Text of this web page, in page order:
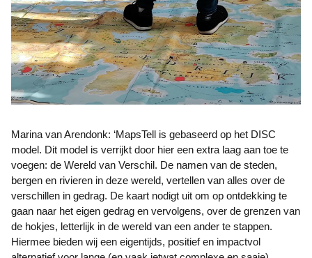
Marina van Arendonk: ‘MapsTell is gebaseerd op het DISC
model. Dit model is verrijkt door hier een extra laag aan toe te
voegen: de Wereld van Verschil. De namen van de steden,
bergen en rivieren in deze wereld, vertellen van alles over de
verschillen in gedrag. De kaart nodigt uit om op ontdekking te
gaan naar het eigen gedrag en vervolgens, over de grenzen van
de hokjes, letterlijk in de wereld van een ander te stappen.
Hiermee bieden wij een eigentijds, positief en impactvol